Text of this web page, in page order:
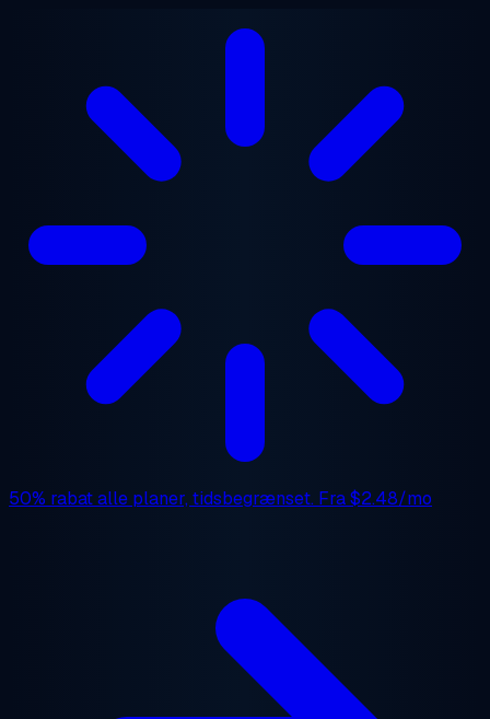
50% rabatalle planer, tidsbegrænset. Fra$2.48/mo